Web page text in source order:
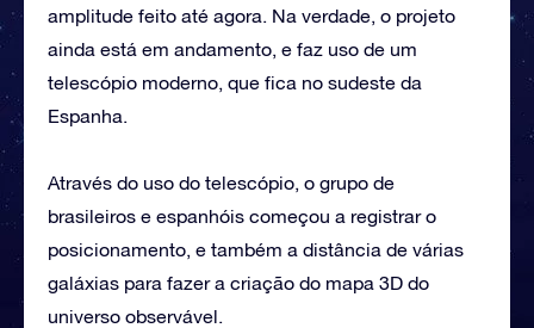
amplitude feito até agora. Na verdade, o projeto
ainda está em andamento, e faz uso de um
telescópio moderno, que fica no sudeste da
Espanha.
Através do uso do telescópio, o grupo de
brasileiros e espanhóis começou a registrar o
posicionamento, e também a distância de várias
galáxias para fazer a criação do mapa 3D do
universo observável.